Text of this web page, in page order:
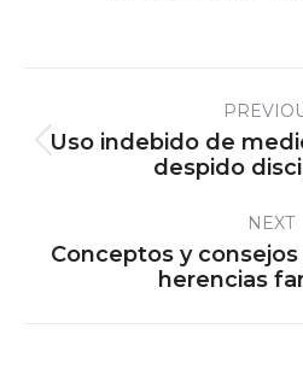
navigation
Uso indebido de
despido
NEXT
Conceptos y
herencias